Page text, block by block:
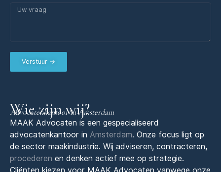
Wie zijn wij?
Advocatenkantoor in Amsterdam
MAAK Advocaten is een gespecialiseerd
advocatenkantoor in Amsterdam. Onze focus ligt op
de sector maakindustrie. Wij adviseren, contracteren,
procederen en denken actief mee op strategie.
Cliënten kiezen voor MAAK Advocaten vanwege onze
Verstuur →